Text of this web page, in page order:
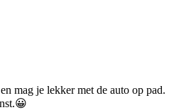
mag je lekker met de auto op pad.